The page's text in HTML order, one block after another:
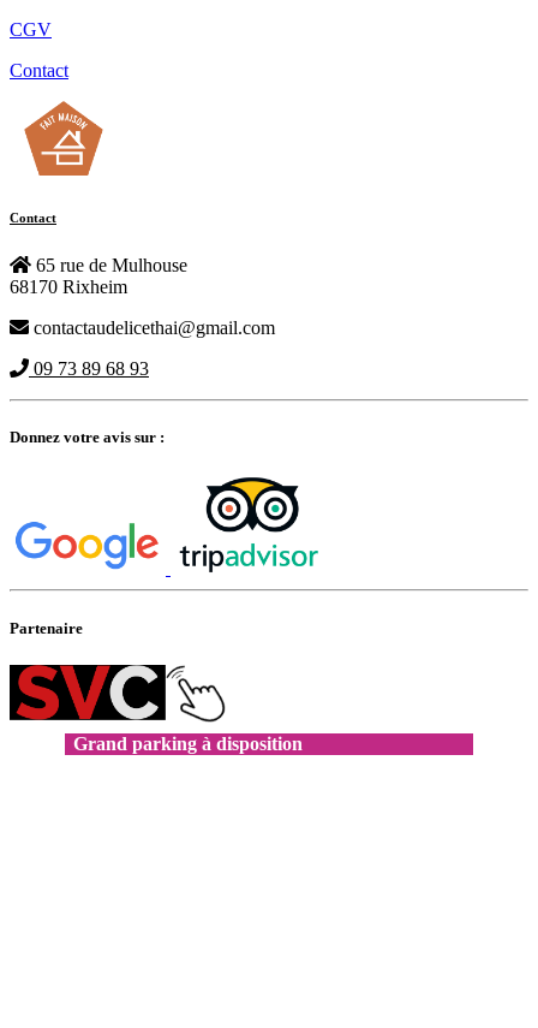
CGV
Contact
Contact
65 rue de Mulhouse
68170 Rixheim
contactaudelicethai@gmail.com
09 73 89 68 93
Donnez votre avis sur :
Partenaire
Grand parking à disposition